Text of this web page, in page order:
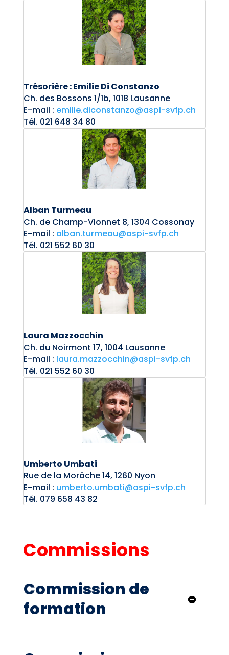
Trésorière : Emilie Di Constanzo
Ch. des Bossons 1/1b, 1018 Lausanne
E-mail : emilie.diconstanzo@aspi-svfp.ch
Tél. 021 648 34 80
Alban Turmeau
Ch. de Champ-Vionnet 8, 1304 Cossonay
E-mail : alban.turmeau@aspi-svfp.ch
Tél. 021 552 60 30
Laura Mazzocchin
Ch. du Noirmont 17, 1004 Lausanne
E-mail : laura.mazzocchin@aspi-svfp.ch
Tél. 021 552 60 30
Umberto Umbati
Rue de la Morâche 14, 1260 Nyon
E-mail : umberto.umbati@aspi-svfp.ch
Tél. 079 658 43 82
Commissions
Commission de
formation